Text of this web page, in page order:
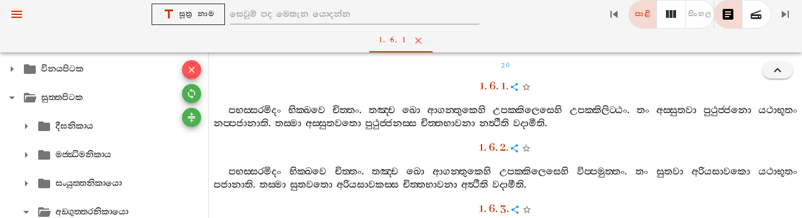
සූත්‍ර නාම පාළි සිංහල
1. 6. 1
විනයපිටක
සුත‍්තපිටක
දීඝනිකාය
මජ‍්ඣිමනිකාය
සංයුත‍්තනිකායො
අඞ‍්ගුත‍්තරනිකායො
20
1. 6. 1.
පභස‍්සරමිදං භික‍්ඛවෙ චිත‍්තං. තඤ‍්ච ඛො ආගන‍්තුකෙහි උපක‍්කිලෙසෙහි උපක‍්කිලිට‍්ඨං. තං අස‍්සුතවා පුථුජ‍්ජනො
යථාභූතං
නප‍්පජානාති. තස‍්මා අස‍්සුතවතො පුථුජ‍්ජනස‍්ස චිත‍්තභාවනා නත්‍ථීති වදාමීති.
1. 6. 2.
පභස‍්සරමිදං භික‍්ඛවෙ චිත‍්තං.තඤ‍්ච ඛො ආගන‍්තුකෙහි උපක‍්කිලෙසෙහි විප‍්පමුත‍්තං.තං සුතවා අරියසාවකො
යථාභූතං
පජානාති. තස‍්මා සුතවතො අරියසාවකස‍්ස චිත‍්තභාවනා අත්‍ථීති වදාමීති.
1. 6. 3.